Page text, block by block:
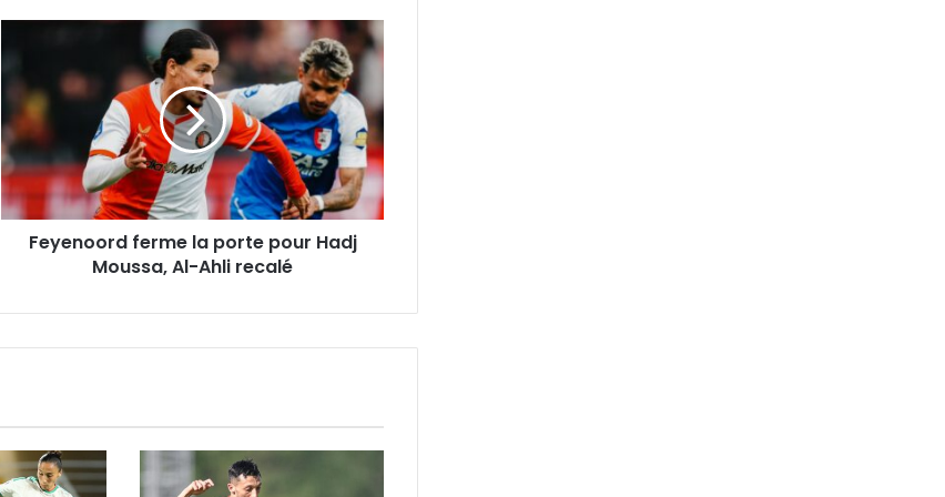
porte
pour
Hadj
Moussa,
Al-
Ahli
recaléFeyenoord ferme la porte pour Hadj
Moussa, Al-Ahli recalé